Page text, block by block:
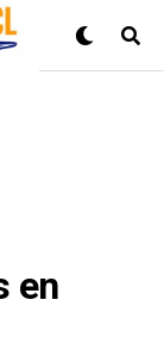
en